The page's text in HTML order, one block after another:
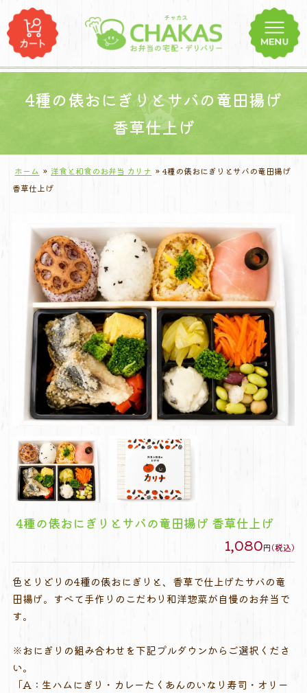
ン
テ
ツ
4種の俵おにぎりとサバの竜田揚げ
香草仕上げ
ホーム » 洋食と和食のお弁当 カリナ » 4種の俵おにぎりとサバの竜田揚げ
香草仕上げ
4種の俵おにぎりとサバの竜田揚げ 香草仕上げ
1,080円(税込)
色とりどりの4種の俵おにぎりと、香草で仕上げたサバの竜
田揚げ。すべて手作りのこだわり和洋惣菜が自慢のお弁当で
す。
※おにぎりの組み合わせを下記プルダウンからご選択くださ
い。
「A：生ハムにぎり・カレーたくあんのいなり寿司・オリー